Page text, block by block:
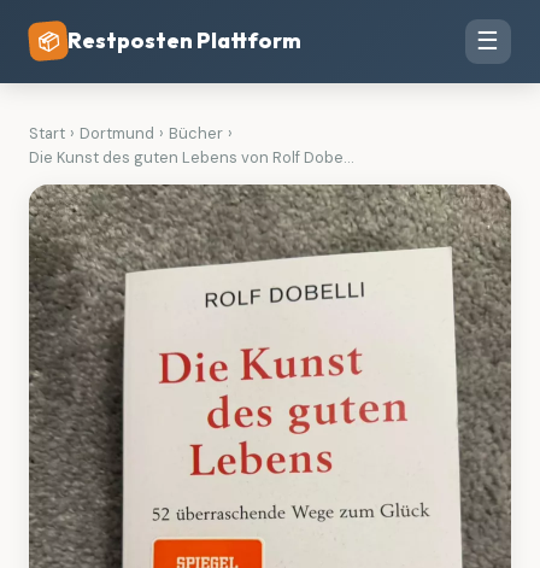
📦 Restposten Plattform ☰
Start › Dortmund › Bücher ›
Die Kunst des guten Lebens von Rolf Dobe...